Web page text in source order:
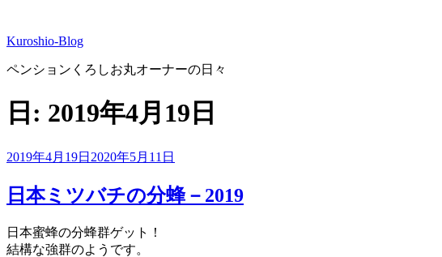
テ
ン
へ
ス
ッ
プ
Kuroshio-Blog
ペンションくろしお丸オーナーの日々
日: 2019年4月19日
投
日:
2019年4月19日 2020年5月11日
日本ミツバチの分蜂－2019
日本蜜蜂の分蜂群ゲット！
結構な強群のようです。